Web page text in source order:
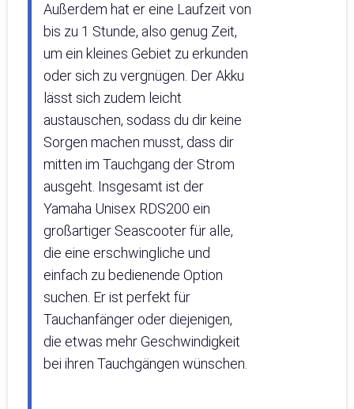
Außerdem hat er eine Laufzeit von
bis zu 1 Stunde, also genug Zeit,
um ein kleines Gebiet zu erkunden
oder sich zu vergnügen. Der Akku
lässt sich zudem leicht
austauschen, sodass du dir keine
Sorgen machen musst, dass dir
mitten im Tauchgang der Strom
ausgeht. Insgesamt ist der
Yamaha Unisex RDS200 ein
großartiger Seascooter für alle,
die eine erschwingliche und
einfach zu bedienende Option
suchen. Er ist perfekt für
Tauchanfänger oder diejenigen,
die etwas mehr Geschwindigkeit
bei ihren Tauchgängen wünschen.